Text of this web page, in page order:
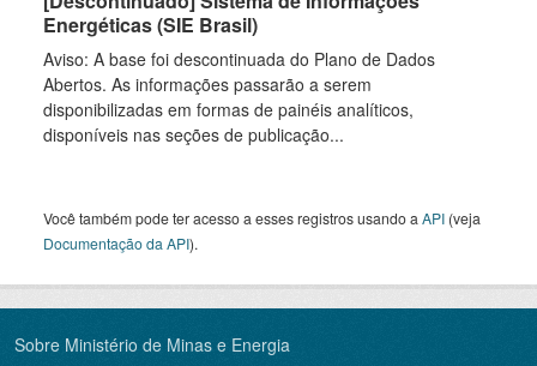
Energéticas (SIE Brasil)
Aviso: A base foi descontinuada do Plano de Dados
Abertos. As informações passarão a serem
disponibilizadas em formas de painéis analíticos,
disponíveis nas seções de publicação...
Você também pode ter acesso a esses registros usando a API (veja
Documentação da API).
Sobre Ministério de Minas e Energia